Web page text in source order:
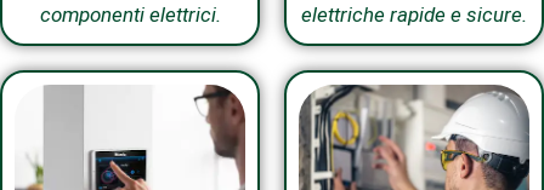
componenti elettrici.
elettriche rapide e sicure.